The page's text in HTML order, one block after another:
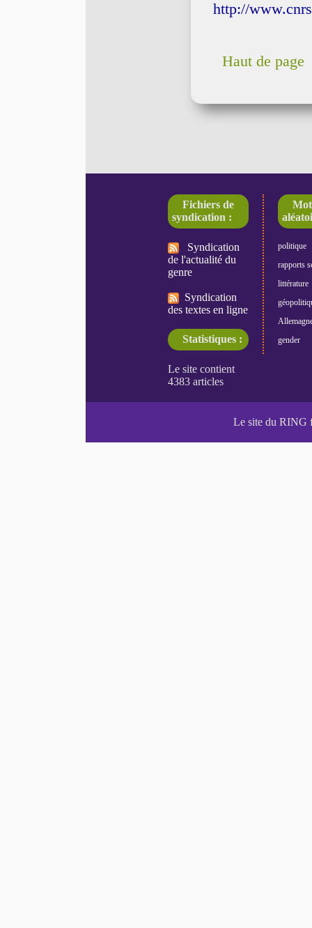
http://
Haut de page
Fichiers de
syndication :
Syndication
de l'actualité du
genre
Syndication
des textes en ligne
Statistiques :
politique
rapports
littérature
gender
Le site du RING